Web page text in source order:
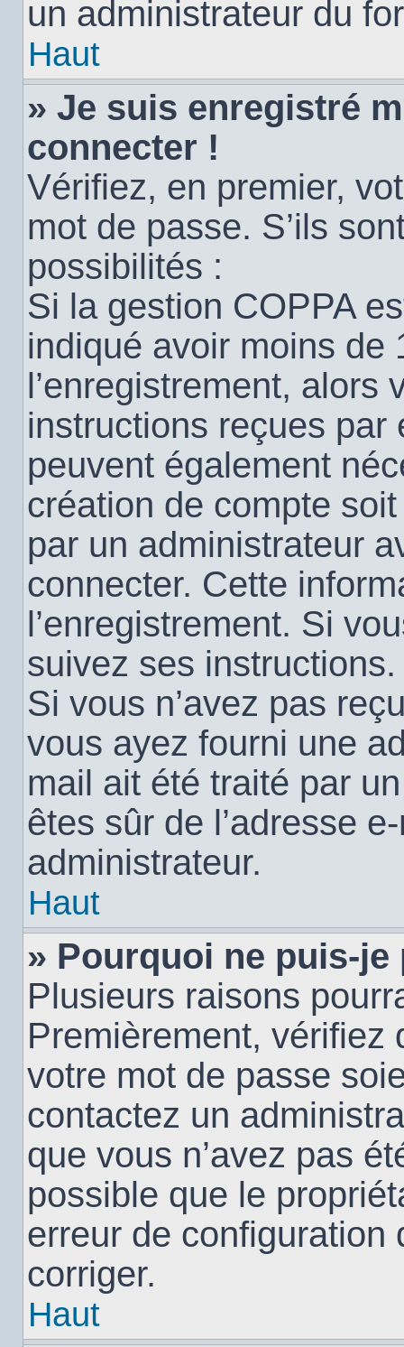
un administrateur du
Haut
» Je suis enregistré
connecter !
Vérifiez, en premier,
mot de passe. S’ils
possibilités :
Si la gestion COPPA
indiqué avoir moins de
l’enregistrement, alors
instructions reçues par
peuvent également
création de compte
par un administrateur
connecter. Cette
l’enregistrement. Si
suivez ses instructions.
Si vous n’avez pas
vous ayez fourni une
mail ait été traité par
êtes sûr de l’adresse
administrateur.
Haut
» Pourquoi ne puis-
Plusieurs raisons
Premièrement, vérifiez
votre mot de passe
contactez un
que vous n’avez pas
possible que le
erreur de configuration
corriger.
Haut